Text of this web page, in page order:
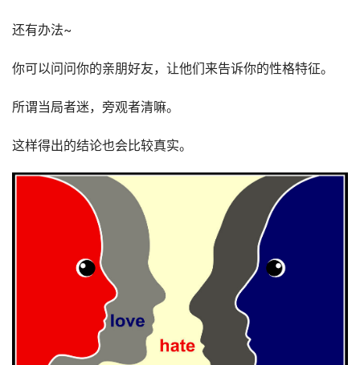
还有办法~
你可以问问你的亲朋好友，让他们来告诉你的性格特征。
所谓当局者迷，旁观者清嘛。
这样得出的结论也会比较真实。